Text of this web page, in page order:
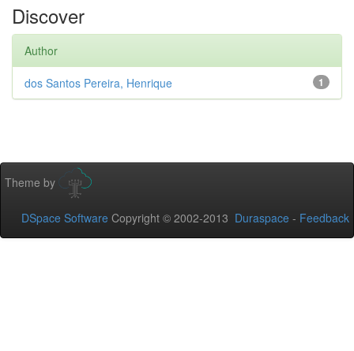
Discover
Author
1
dos Santos Pereira, Henrique
Theme by
DSpace Software Copyright © 2002-2013 Duraspace - Feedback